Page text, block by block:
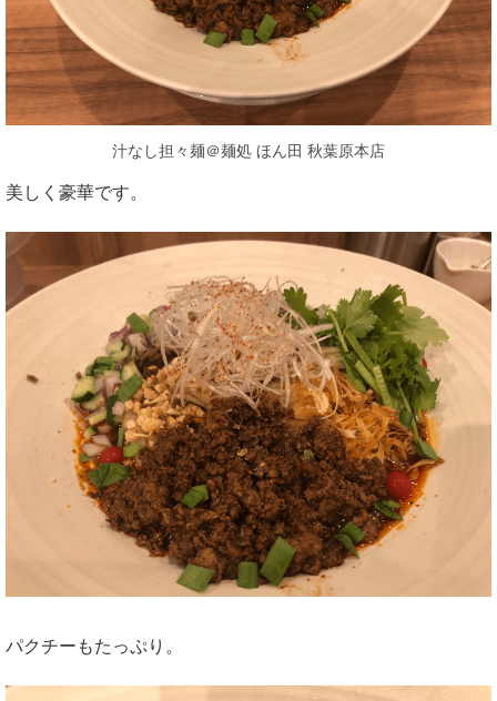
汁なし担々麺＠麺処 ほん田 秋葉原本店
美しく豪華です。
パクチーもたっぷり。